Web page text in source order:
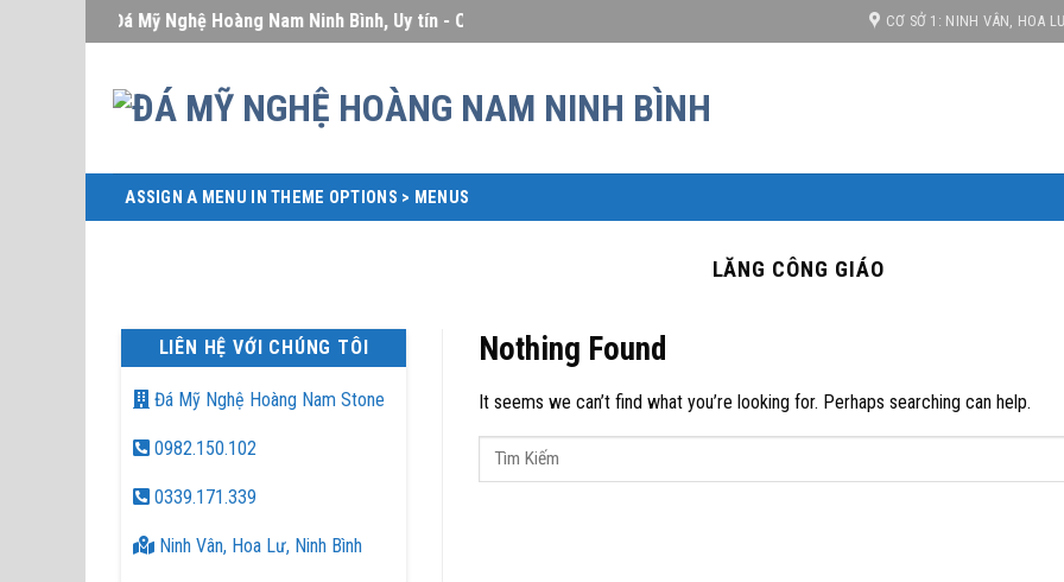
to
Đá Mỹ Nghệ Hoàng Nam Ninh Bình, Uy tín - Chất lượng - Giá cạnh tranh! CƠ SỞ 1: NINH VÂN, HOA
ASSIGN A MENU IN THEME OPTIONS > MENUS
LĂNG CÔNG GIÁO
LIÊN HỆ VỚI CHÚNG TÔI
Đá Mỹ Nghệ Hoàng Nam Stone
0982.150.102
0339.171.339
Ninh Vân, Hoa Lư, Ninh Bình
Nothing Found
It seems we can’t find what you’re looking for. Perhaps searching can help.